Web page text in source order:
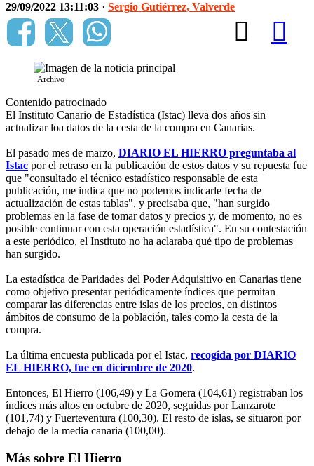
29/09/2022 13:11:03 · Sergio Gutiérrez, Valverde
Archivo
Contenido patrocinado
El Instituto Canario de Estadística (Istac) lleva dos años sin
actualizar loa datos de la cesta de la compra en Canarias.
El pasado mes de marzo, DIARIO EL HIERRO preguntaba al
Istac por el retraso en la publicación de estos datos y su repuesta fue
que "consultado el técnico estadístico responsable de esta
publicación, me indica que no podemos indicarle fecha de
actualización de estas tablas", y precisaba que, "han surgido
problemas en la fase de tomar datos y precios y, de momento, no es
posible continuar con esta operación estadística". En su contestación
a este periódico, el Instituto no ha aclaraba qué tipo de problemas
han surgido.
La estadística de Paridades del Poder Adquisitivo en Canarias tiene
como objetivo presentar periódicamente índices que permitan
comparar las diferencias entre islas de los precios, en distintos
ámbitos de consumo de la población, tales como la cesta de la
compra.
La última encuesta publicada por el Istac, recogida por DIARIO
EL HIERRO, fue en diciembre de 2020.
Entonces, El Hierro (106,49) y La Gomera (104,61) registraban los
índices más altos en octubre de 2020, seguidas por Lanzarote
(101,74) y Fuerteventura (100,30). El resto de islas, se situaron por
debajo de la media canaria (100,00).
Más sobre El Hierro